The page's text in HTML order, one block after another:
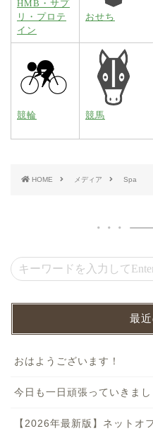
HMB・サプ
リ・プロテ
イン
おせち
競輪 競馬
HOME メディア Spa
最
おはようございます！
今日も一日頑張っていきまし
【2026年最新版】ネットオ